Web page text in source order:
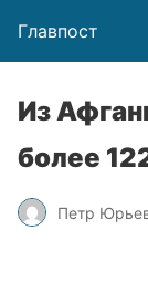
Главпост
Из
более
Петр